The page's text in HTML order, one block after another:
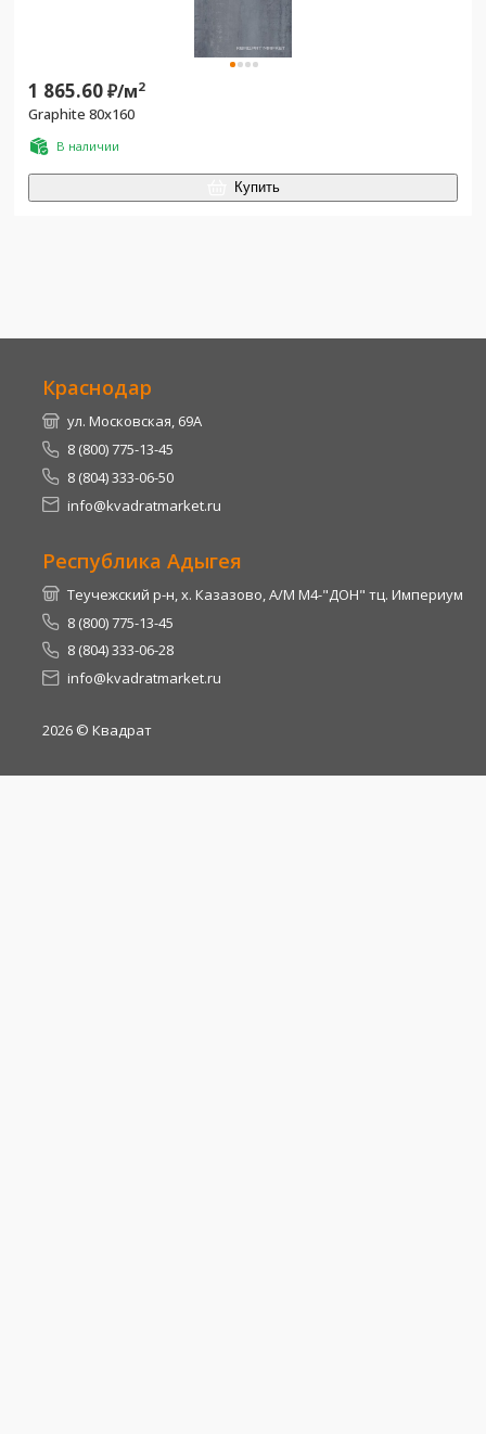
1 865.60₽/м2
Graphite 80x160
В наличии
Купить
Краснодар
ул. Московская, 69А
8 (800) 775-13-45
8 (804) 333-06-50
info@kvadratmarket.ru
Республика Адыгея
Теучежский р-н, х. Казазово, А/М М4-"ДОН" тц. Империум
8 (800) 775-13-45
8 (804) 333-06-28
info@kvadratmarket.ru
2026 © Квадрат